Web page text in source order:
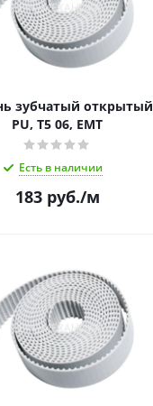
зубчатый открытый
PU, T5 06, EMT
Есть в наличии
183руб./м